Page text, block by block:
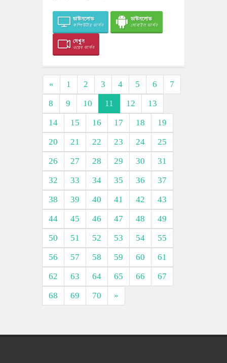
ডাউনলোড
কম্পিউটার ভার্সন
ডাউনলোড
মোবাইল ভার্সন
দেখুন
ওয়েব ভার্সন
« 1 2 3 4 5 6
7
8
9 10 11 12
13
14
15 16 17 18
19
20
21 22 23 24
25
26
27 28 29 30
31
32
33 34 35 36
37
38
39 40 41 42
43
44
45 46 47 48
49
50
51 52 53 54
55
56
57 58 59 60
61
62
63 64 65 66
67
68
69 70 »